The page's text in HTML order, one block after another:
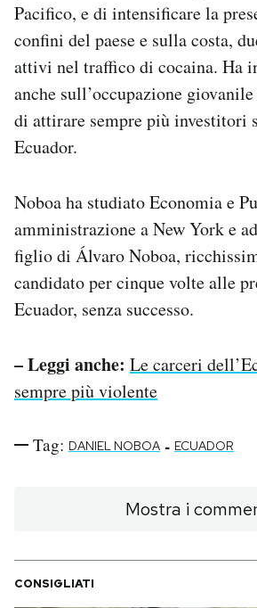
Pacifico, e di intensificare la
confini del paese e sulla costa,
attivi nel traffico di cocaina. Ha
anche sull’occupazione
di attirare sempre più investitori
Ecuador.
Noboa ha studiato Economia e
amministrazione a New York e
figlio di Álvaro Noboa,
candidato per cinque volte alle
Ecuador, senza successo.
– Leggi anche: Le carceri
sempre più violente
Tag: DANIEL NOBOA - ECUADOR
Mostra i
CONSIGLIATI